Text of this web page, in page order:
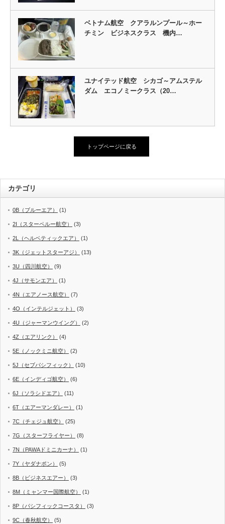
ベトナム航空 クアラルンプール～ホー
チミン ビジネスクラス 機内…
ユナイテッド航空 シカゴ～アムステル
ダム エコノミークラス（20…
トップページに戻る
カテゴリ
0B（ブルーエア） (1)
2I（スターペルー航空） (3)
2L（ヘルベティックエア） (1)
3K（ジェットスターアジ） (13)
3U（四川航空） (9)
4J（サモンエア） (1)
4N（エアノース航空） (7)
4O（インテルジェット） (3)
4U（ジャーマンウイング） (2)
4Z（エアリンク） (4)
5E（ノックミニ航空） (2)
5J（セブパシフィック） (10)
6E（インディゴ航空） (6)
6J（ソラシドエア） (11)
6T（エアーマンダレー） (1)
7C（チェジュ航空） (25)
7G（スターフライヤー） (8)
7N（PAWAドミニカーナ） (1)
7Y（ヤダナポン） (5)
8B（ビジネスエアー） (3)
8M（ミャンマー国際航空） (1)
8P（パシフィックコースタ） (3)
9C（春秋航空） (5)